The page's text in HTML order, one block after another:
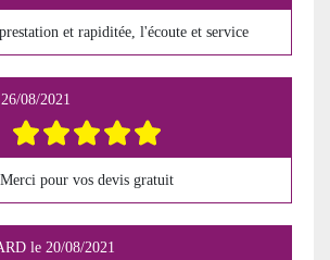
et rapiditée, l'écoute et service
26/08/2021
Merci pour vos devis gratuit
le 20/08/2021